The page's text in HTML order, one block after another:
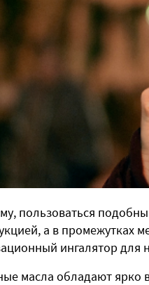
пользоваться
а в промежутках
ингалятор для
масла обладают ярко